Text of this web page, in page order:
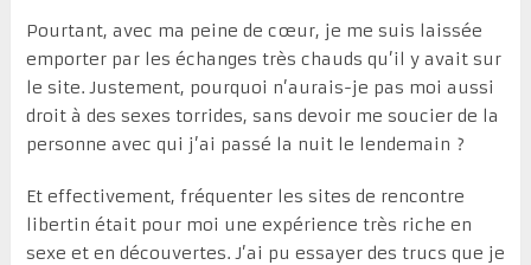
Pourtant, avec ma peine de cœur, je me suis laissée
emporter par les échanges très chauds qu’il y avait sur
le site. Justement, pourquoi n’aurais-je pas moi aussi
droit à des sexes torrides, sans devoir me soucier de la
personne avec qui j’ai passé la nuit le lendemain ?
Et effectivement, fréquenter les sites de rencontre
libertin était pour moi une expérience très riche en
sexe et en découvertes. J’ai pu essayer des trucs que je